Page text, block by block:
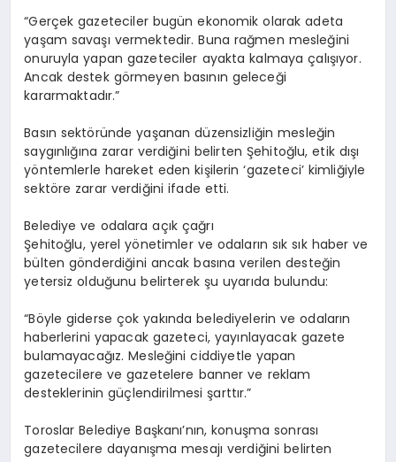
“Gerçek gazeteciler bugün ekonomik olarak adeta
yaşam savaşı vermektedir. Buna rağmen mesleğini
onuruyla yapan gazeteciler ayakta kalmaya çalışıyor.
Ancak destek görmeyen basının geleceği
kararmaktadır.”
Basın sektöründe yaşanan düzensizliğin mesleğin
saygınlığına zarar verdiğini belirten Şehitoğlu, etik dışı
yöntemlerle hareket eden kişilerin ‘gazeteci’ kimliğiyle
sektöre zarar verdiğini ifade etti.
Belediye ve odalara açık çağrı
Şehitoğlu, yerel yönetimler ve odaların sık sık haber ve
bülten gönderdiğini ancak basına verilen desteğin
yetersiz olduğunu belirterek şu uyarıda bulundu:
“Böyle giderse çok yakında belediyelerin ve odaların
haberlerini yapacak gazeteci, yayınlayacak gazete
bulamayacağız. Mesleğini ciddiyetle yapan
gazetecilere ve gazetelere banner ve reklam
desteklerinin güçlendirilmesi şarttır.”
Toroslar Belediye Başkanı’nın, konuşma sonrası
gazetecilere dayanışma mesajı verdiğini belirten